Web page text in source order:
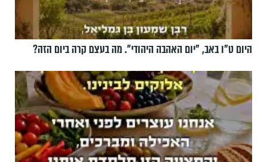
היום ט"ו באב, ”יום האהבה היהודי". מה בעצם קרה ביום הזה?